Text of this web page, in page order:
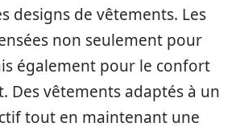
designs de vêtements. Les
non seulement pour
également pour le confort
Des vêtements adaptés à un
tout en maintenant une